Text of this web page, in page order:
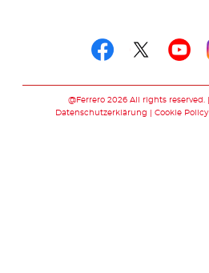
@Ferrero 2026 All rights reserved.
Datenschutzerklärung
Cookie Policy